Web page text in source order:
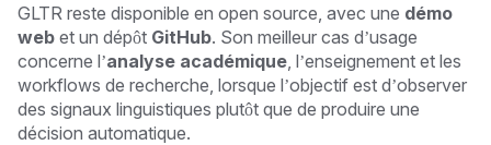
GLTR reste disponible en open source, avec une démo
web et un dépôt GitHub. Son meilleur cas d’usage
concerne l’analyse académique , l’enseignement et les
workflows de recherche, lorsque l’objectif est d’observer
des signaux linguistiques plutôt que de produire une
décision automatique.